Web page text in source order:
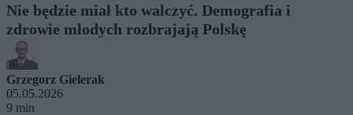
Nie będzie miał kto walczyć. Demografia i
zdrowie młodych rozbrajają Polskę
Grzegorz Gielerak
05.05.2026
9 min